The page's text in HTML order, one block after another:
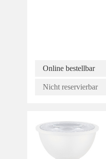
Online bestellbar
Nicht reservierbar